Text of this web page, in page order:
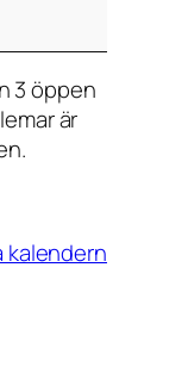
3 öppen
är
kalendern